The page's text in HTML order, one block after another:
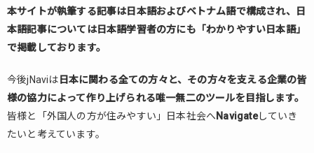
本サイトが執筆する記事は日本語およびベトナム語で構成され、日
本語記事については日本語学習者の方にも「わかりやすい日本語」
で掲載しております。
今後jNaviは 日本に関わる全ての方々と、その方々を支える企業の皆
様の協力によって作り上げられる唯一無二のツールを目指します。
皆様と「外国人の方が住みやすい」日本社会へ Navigateしていき
たいと考えています。